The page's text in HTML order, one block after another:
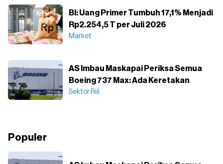
BI: Uang Primer Tumbuh 17,1% Menjadi
Rp2.254,5 T per Juli 2026
Market
AS Imbau Maskapai Periksa Semua
Boeing 737 Max: Ada Keretakan
Sektor Riil
Populer